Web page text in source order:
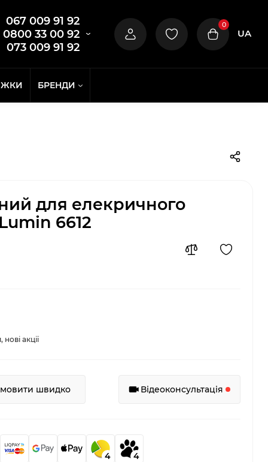
067 009 91 92
0800 33 00 92
073 009 91 92
0
UA
БРЕНДИ
для елекричного
6612
акції
швидко Відеоконсультація
4 4